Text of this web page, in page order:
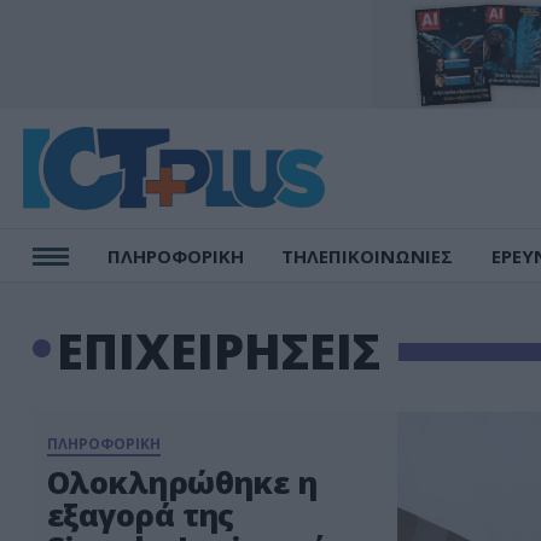
ΠΛΗΡΟΦΟΡΙΚΗ ΤΗΛΕΠΙΚΟΙΝΩΝΙΕΣ
ΕΠΙΧΕΙΡΗΣΕΙΣ
ΠΛΗΡΟΦΟΡΙΚΗ
Ολοκληρώθηκε η
εξαγορά της